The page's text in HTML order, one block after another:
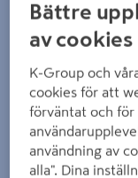
Föregående
Bättre
av cookies
K-Group och
cookies för att
förväntat och för
användning av
alla". Dina